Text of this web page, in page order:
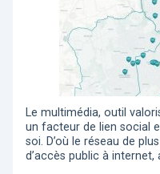
Le multimédia, outil
un facteur de lien social
soi. D’où le réseau de
d’accès public à internet,